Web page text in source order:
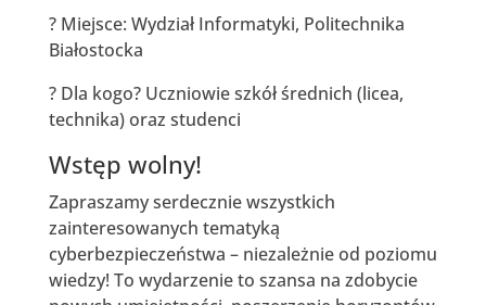
? Miejsce: Wydział Informatyki, Politechnika
Białostocka
? Dla kogo? Uczniowie szkół średnich (licea,
technika) oraz studenci
Wstęp wolny!
Zapraszamy serdecznie wszystkich
zainteresowanych tematyką
cyberbezpieczeństwa – niezależnie od poziomu
wiedzy! To wydarzenie to szansa na zdobycie